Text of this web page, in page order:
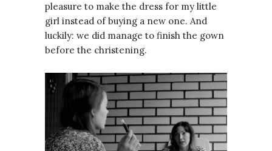
pleasure to make the dress for my little
girl instead of buying a new one. And
luckily: we did manage to finish the gown
before the christening.